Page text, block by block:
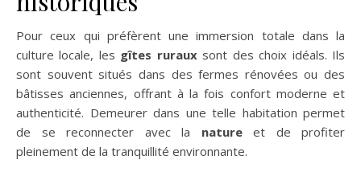
Pour ceux qui préfèrent une immersion totale dans la
culture locale, les gîtes rurauxsont des choix idéals. Ils
sont souvent situés dans des fermes rénovées ou des
bâtisses anciennes, offrant à la fois confort moderne et
authenticité. Demeurer dans une telle habitation permet
de se reconnecter avec la natureet de profiter
pleinement de la tranquillité environnante.